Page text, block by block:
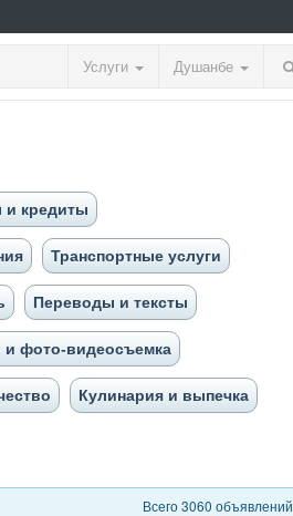
Услуги Душанбе
кредиты
Транспортные услуги
Переводы и тексты
и фото-видеосъемка
Кулинария и выпечка
Всего 3060 объявлений